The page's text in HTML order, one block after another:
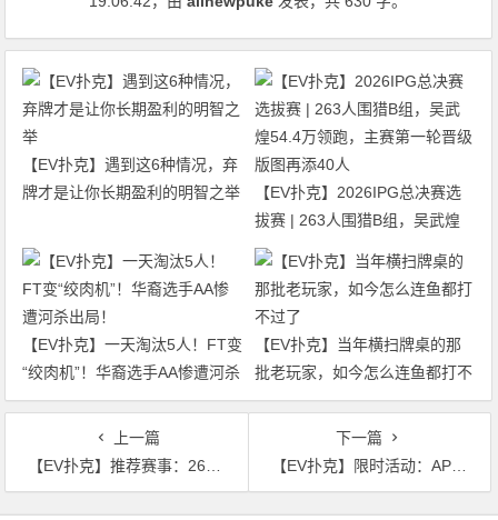
【EV扑克】遇到这6种情况，弃
牌才是让你长期盈利的明智之举
【EV扑克】2026IPG总决赛选
拔赛 | 263人围猎B组，吴武煌
54.4万领跑，主赛第一轮晋级版
【EV扑克】一天淘汰5人！FT变
“绞肉机”！华裔选手AA惨遭河杀
出局！
【EV扑克】当年横扫牌桌的那
批老玩家，如今怎么连鱼都打不
过了
上一篇
【EV扑克】推荐赛事：26年2月现金大放送狂撒1,200万美金！
下一篇
【EV扑克】限时活动：APL 新春百万免费赛
文